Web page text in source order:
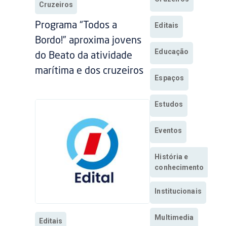
Cruzeiros
Programa “Todos a
Bordo!” aproxima jovens
do Beato da atividade
marítima e dos cruzeiros
Editais
Editais
Educação
Espaços
Estudos
Eventos
História e
conhecimento
Institucionais
Multimedia